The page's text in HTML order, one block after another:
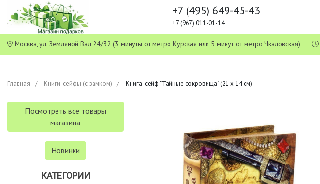
+7 (495) 649-45-43
+7 (967) 011-01-14
Москва, ул. Земляной Вал 24/32 (3 минуты от метро Курская или 5 минут от метро Чкаловская)
Главная Книги-сейфы (с замком) Книга-сейф "Тайные сокровища" (21 х 14 см)
Посмотреть все товары
магазина
Новинки
КАТЕГОРИИ